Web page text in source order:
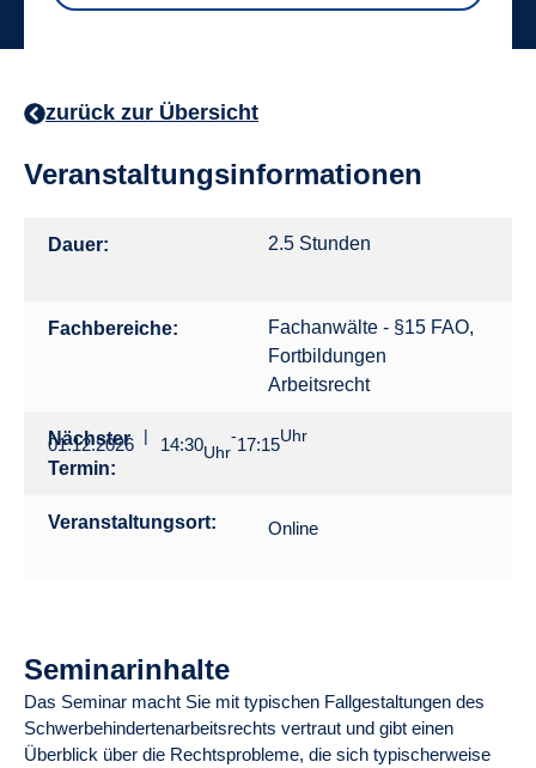
zurück zur Übersicht
Veranstaltungsinformationen
Dauer: 2.5 Stunden
Fachbereiche: Fachanwälte - §15 FAO,
Fortbildungen
Arbeitsrecht
Nächster
Termin:
01.12.2026 | 14:30Uhr
-17:15Uhr
Veranstaltungsort: Online
Seminarinhalte
Das Seminar macht Sie mit typischen Fallgestaltungen des
Schwerbehindertenarbeitsrechts vertraut und gibt einen
Überblick über die Rechtsprobleme, die sich typischerweise